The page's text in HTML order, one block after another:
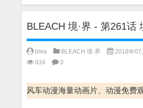
BLEACH 境·界 - 第261话
blea BLEACH 境·界
2018年07
934
0
风车动漫海量动画片、动漫免费